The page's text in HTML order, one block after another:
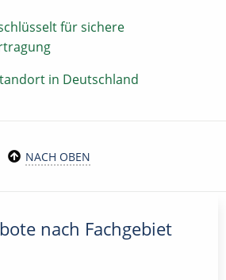
für sichere
in Deutschland
NACH OBEN
nach Fachgebiet